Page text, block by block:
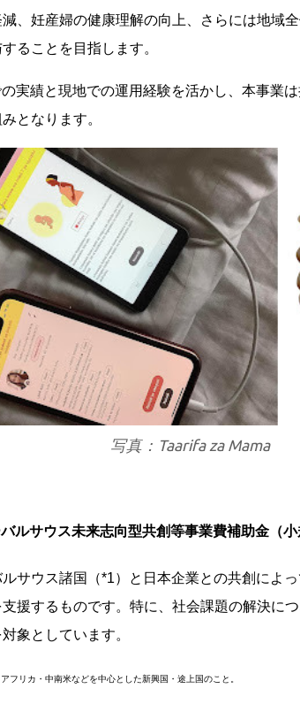
、妊産婦の健康理解の向上、さらには地域
ることを目指します。
実績と現地での運用経験を活かし、本事業
となります。
写真：Taarifa za Mama
ルサウス未来志向型共創等事業費補助⾦（
サウス諸国（*1）と日本企業との共創によ
援するものです。特に、社会課題の解決に
象としています。
フリカ・中南米などを中心とした新興国・途上国のこと。